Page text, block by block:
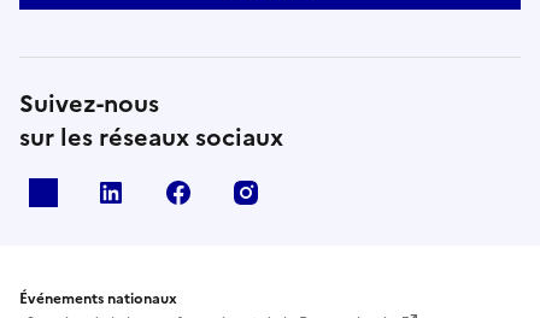
Suivez-nous
sur les réseaux sociaux
Linkedin Facebook
Événements nationaux